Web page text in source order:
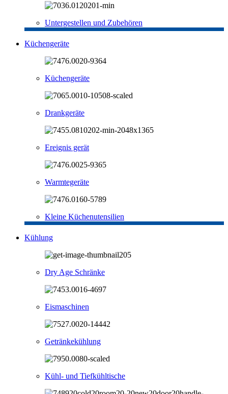
Untergestellen und Zubehören
Küchengeräte
Küchengeräte
Drankgeräte
Ereignis gerät
Warmtegeräte
Kleine Küchenutensilien
Kühlung
Dry Age Schränke
Eismaschinen
Getränkekühlung
Kühl- und Tiefkühltische